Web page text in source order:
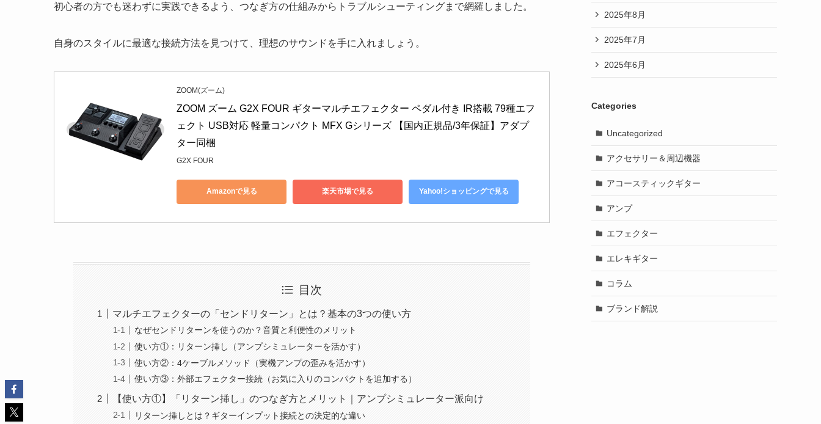
初心者の方でも迷わずに実践できるよう、つなぎ方の仕組みからトラブルシューティングまで網羅しました。
自身のスタイルに最適な接続方法を見つけて、理想のサウンドを手に入れましょう。
ZOOM(ズーム)
ZOOM ズーム G2X FOUR ギターマルチエフェクター ペダル付き IR搭載 79種エフ
ェクト USB対応 軽量コンパクト MFX Gシリーズ 【国内正規品/3年保証】アダプ
ター同梱
G2X FOUR
Amazonで見る 楽天市場で見る Yahoo!ショッピングで見る
目次
マルチエフェクターの「センドリターン」とは？基本の3つの使い方
なぜセンドリターンを使うのか？音質と利便性のメリット
使い方①：リターン挿し（アンプシミュレーターを活かす）
使い方②：4ケーブルメソッド（実機アンプの歪みを活かす）
使い方③：外部エフェクター接続（お気に入りのコンパクトを追加する）
【使い方①】「リターン挿し」のつなぎ方とメリット｜アンプシミュレーター派向け
リターン挿しとは？ギターインプット接続との決定的な違い
2025年8月
2025年7月
2025年6月
Categories
Uncategorized
アクセサリー＆周辺機器
アコースティックギター
アンプ
エフェクター
エレキギター
コラム
ブランド解説